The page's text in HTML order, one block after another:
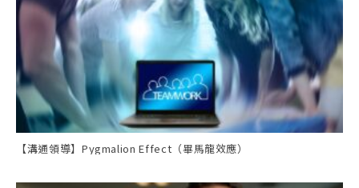
【溝通領導】Pygmalion Effect（畢馬龍效應）